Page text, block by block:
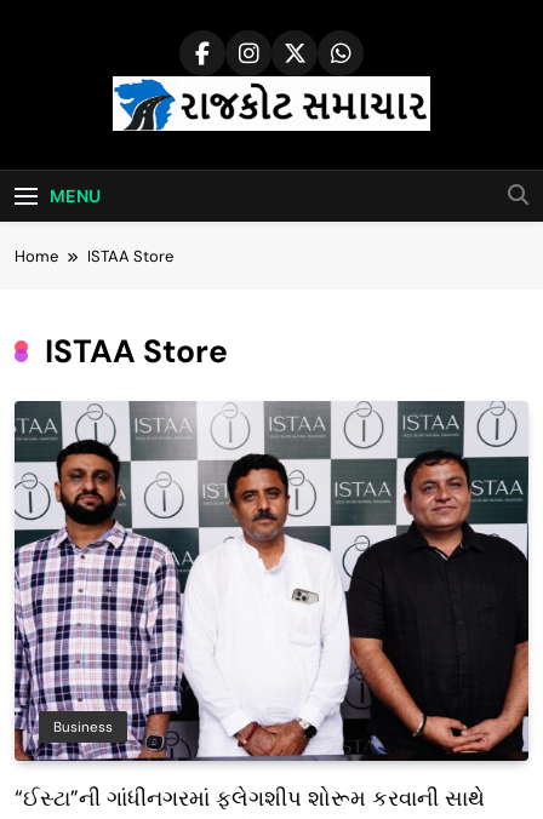
Rajkot Samachar
MENU
Home ISTAA Store
ISTAA Store
Business
“ઈસ્ટા”ની ગાંધીનગરમાં ફ્લેગશીપ શોરૂમ કરવાની સાથે